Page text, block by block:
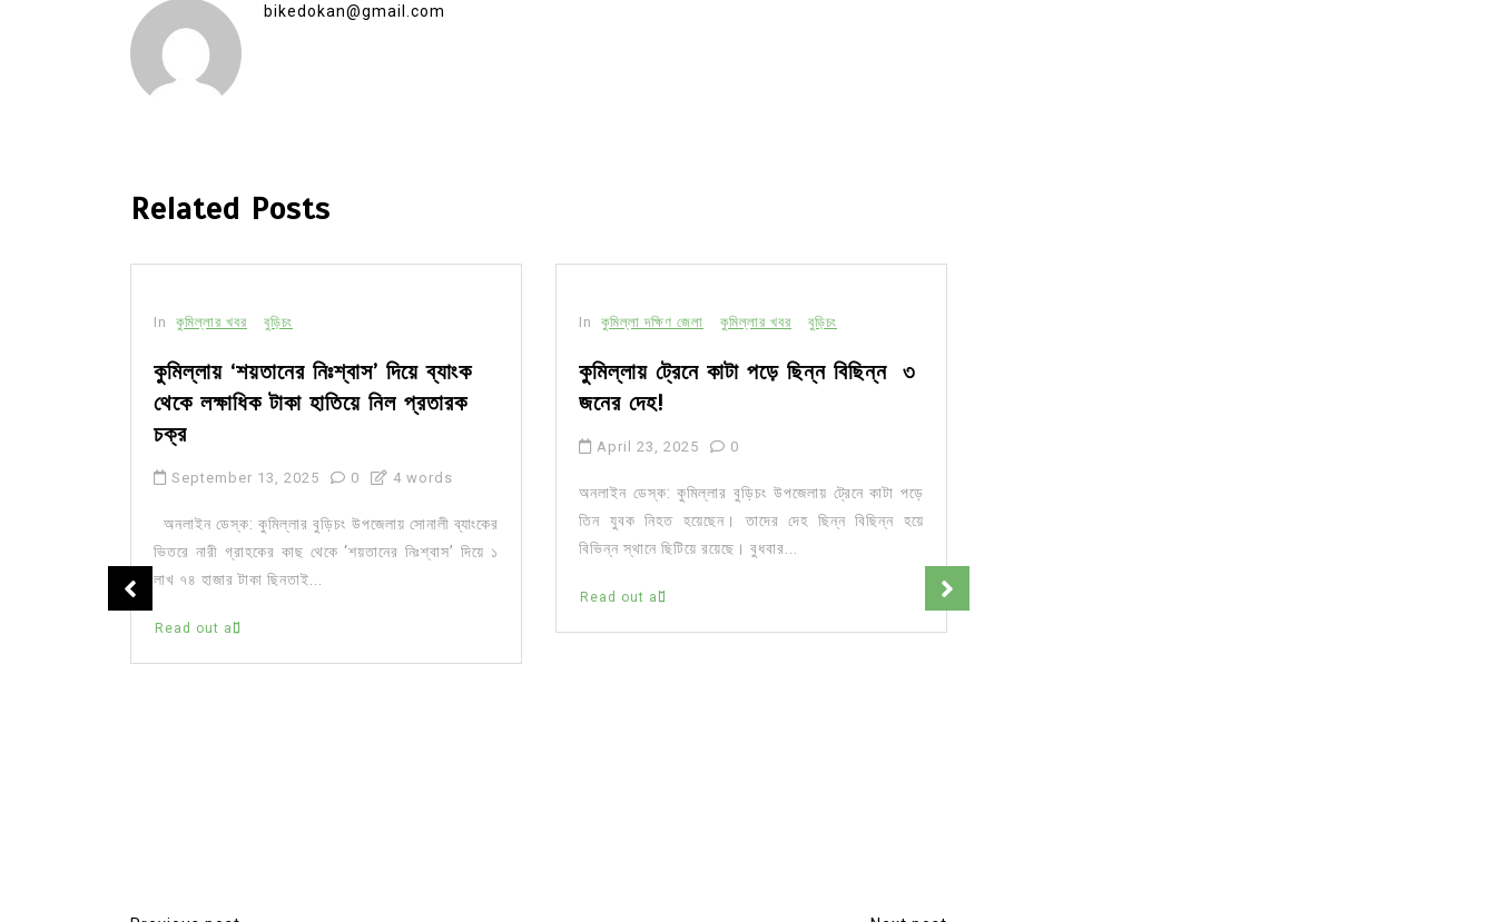
bikedokan@gmail.com
Related Posts
In কুমিল্লার খবর বুড়িচং
কুমিল্লায় ‘শয়তানের নিঃশ্বাস’ দিয়ে ব্যাংক
থেকে লক্ষাধিক টাকা হাতিয়ে নিল প্রতারক
চক্র
September 13, 2025 0 4 words
অনলাইন ডেস্ক: কুমিল্লার বুড়িচং উপজেলায় সোনালী ব্যাংকের
ভিতরে নারী গ্রাহকের কাছ থেকে ‘শয়তানের নিঃশ্বাস’ দিয়ে ১
লাখ ৭৪ হাজার টাকা ছিনতাই...
Read out all
In কুমিল্লা দক্ষিণ জেলা কুমিল্লার খবর বুড়িচং
কুমিল্লায় ট্রেনে কাটা পড়ে ছিন্ন বিছিন্ন ৩
জনের দেহ!
April 23, 2025 0
অনলাইন ডেস্ক: কুমিল্লার বুড়িচং উপজেলায় ট্রেনে কাটা পড়ে
তিন যুবক নিহত হয়েছেন। তাদের দেহ ছিন্ন বিছিন্ন হয়ে
বিভিন্ন স্থানে ছিটিয়ে রয়েছে। বুধবার...
Read out all